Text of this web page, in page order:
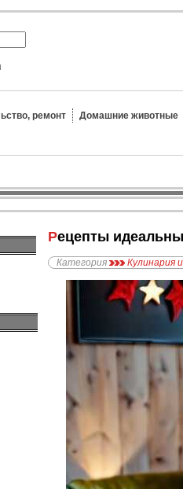
ремонт Домашние животные
Рецепты
Категория Кулинария